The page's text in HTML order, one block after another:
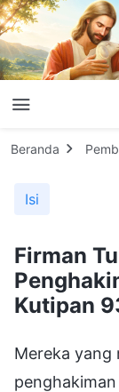
Beranda
Isi
Firman
Kutipan
Mereka yang